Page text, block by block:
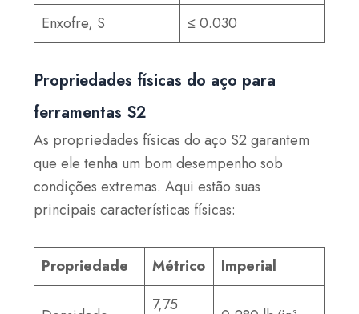
Enxofre, S
≤ 0.030
Propriedades físicas do aço para
ferramentas S2
As propriedades físicas do aço S2 garantem
que ele tenha um bom desempenho sob
condições extremas. Aqui estão suas
principais características físicas:
Propriedade Métrico Imperial
7,75